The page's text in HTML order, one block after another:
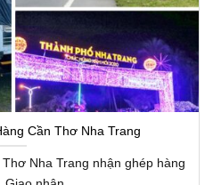
Cần Thơ Nha Trang
Nha Trang nhận ghép hàng